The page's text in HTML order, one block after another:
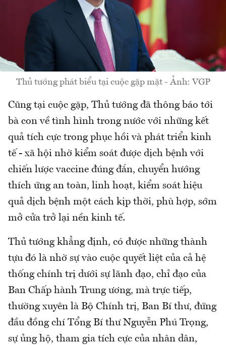
Thủ tướng phát biểu tại cuộc gặp mặt - Ảnh: VGP
Cũng tại cuộc gặp, Thủ tướng đã thông báo tới
bà con về tình hình trong nước với những kết
quả tích cực trong phục hồi và phát triển kinh
tế - xã hội nhờ kiểm soát được dịch bệnh với
chiến lược vaccine đúng đắn, chuyển hướng
thích ứng an toàn, linh hoạt, kiểm soát hiệu
quả dịch bệnh một cách kịp thời, phù hợp, sớm
mở cửa trở lại nền kinh tế.
Thủ tướng khẳng định, có được những thành
tựu đó là nhờ sự vào cuộc quyết liệt của cả hệ
thống chính trị dưới sự lãnh đạo, chỉ đạo của
Ban Chấp hành Trung ương, mà trực tiếp,
thường xuyên là Bộ Chính trị, Ban Bí thư, đứng
đầu đồng chí Tổng Bí thư Nguyễn Phú Trọng,
sự ủng hộ, tham gia tích cực của nhân dân,